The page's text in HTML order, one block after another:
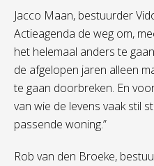
Jacco Maan, bestuurder
Actieagenda de weg om,
het helemaal anders te
de afgelopen jaren alleen
te gaan doorbreken. En
van wie de levens vaak stil
passende woning.”
Rob van den Broeke,